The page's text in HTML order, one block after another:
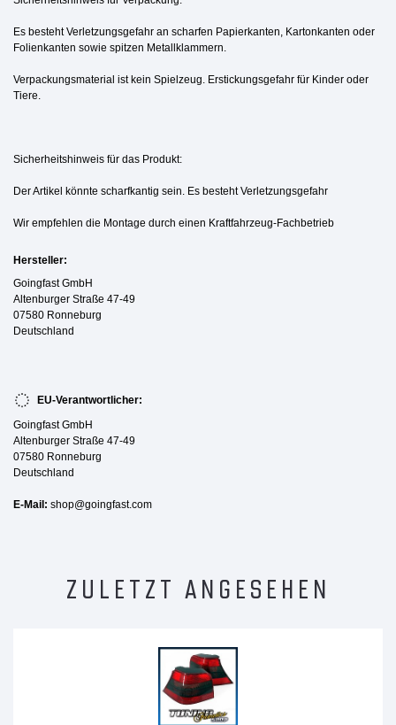
Es besteht Verletzungsgefahr an scharfen Papierkanten, Kartonkanten oder
Folienkanten sowie spitzen Metallklammern.
Verpackungsmaterial ist kein Spielzeug. Erstickungsgefahr für Kinder oder
Tiere.
Sicherheitshinweis für das Produkt:
Der Artikel könnte scharfkantig sein. Es besteht Verletzungsgefahr
Wir empfehlen die Montage durch einen Kraftfahrzeug-Fachbetrieb
Hersteller:
Goingfast GmbH
Altenburger Straße 47-49
07580 Ronneburg
Deutschland
EU-Verantwortlicher:
Goingfast GmbH
Altenburger Straße 47-49
07580 Ronneburg
Deutschland
E-Mail: shop@goingfast.com
ZULETZT ANGESEHEN